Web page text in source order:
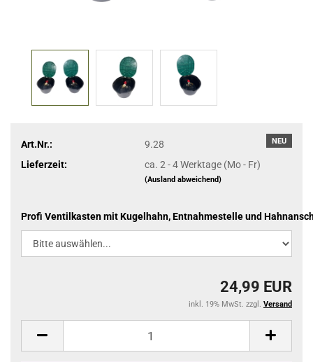
NEU
Art.Nr.:
9.28
Lieferzeit:
ca. 2 - 4 Werktage (Mo - Fr)
(Ausland abweichend)
Profi Ventilkasten mit Kugelhahn, Entnahmestelle und
24,99 EUR
inkl. 19% MwSt. zzgl. Versand